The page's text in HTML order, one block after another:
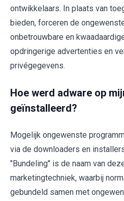
ontwikkelaars. In plaats van
bieden, forceren de
onbetrouwbare en
opdringerige advertenties en
privégegevens.
Hoe werd adware op
geïnstalleerd?
Mogelijk ongewenste
via de downloaders en
"Bundeling" is de naam van
marketingtechniek, waarbij
gebundeld samen met